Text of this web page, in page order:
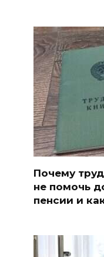
Почему
не помочь
пенсии и